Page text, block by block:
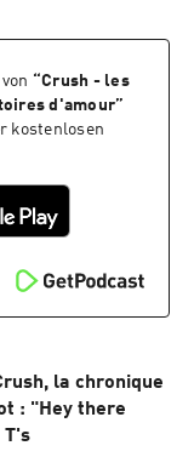
sur nos vies
témoigner et
moi sur
Hébergé par
policy pour
espaces à la fois
: non comme un
précise de
Acast. Visitez
d'informations.
policy pour
“Crush - les
d'amour”
kostenlosen
la chronique
: "Hey there
T's